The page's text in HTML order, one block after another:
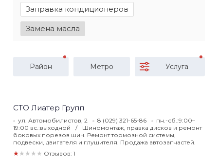
Заправка кондиционеров
Замена масла
Район Метро Услуга
СТО Лиатер Групп
ул. Автомобилистов, 2 8 (029) 321-65-86
пн.-сб.:9:00–
19:00 вс.:выходной
Шиномонтаж, правка дисков и ремонт
боковых порезов шин. Ремонт тормозной системы,
подвески, двигателя и глушителя. Продажа автозапчастей.
★★★★★ Отзывов: 1